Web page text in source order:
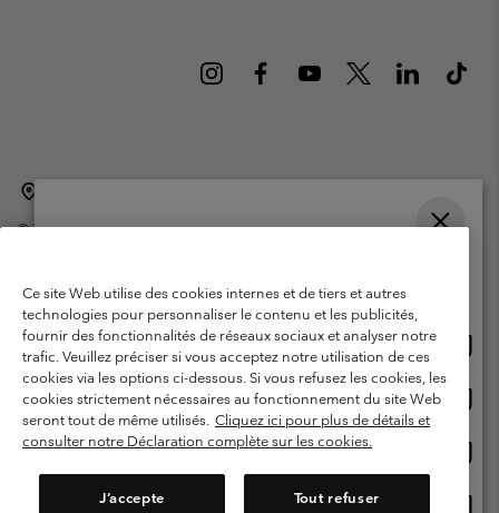
©2026Columbia Sportswear International Sarl. Avenue des Morgines, 12
Garanties Légales
Politique de confidentialité
Conditions d'utilisation - Membres
Conditions D'utilisation - Contenu généré par l'utilisateur
Impressum
Cookies
Ce site Web utilise des cookies internes et de tiers et autres
technologies pour personnaliser le contenu et les publicités,
fournir des fonctionnalités de réseaux sociaux et analyser notre
trafic. Veuillez préciser si vous acceptez notre utilisation de ces
cookies via les options ci-dessous. Si vous refusez les cookies, les
cookies strictement nécessaires au fonctionnement du site Web
seront tout de même utilisés. Cliquez ici pour plus de détails et
consulter notre Déclaration complète sur les cookies.
J’accepte Tout refuser
Achats en ligne disponibles
United States
ligne
Belgium-English
ligne
Belgium-Français
ligne
Belgium-Dutch